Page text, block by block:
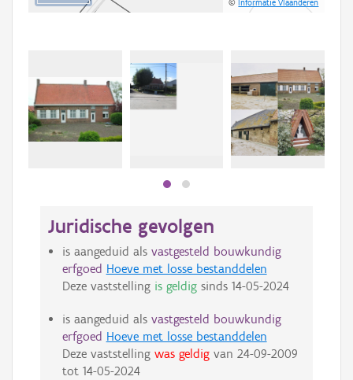
©Informatie Vlaanderen
Juridische gevolgen
is aangeduid als vastgesteld bouwkundig
erfgoed Hoeve met losse bestanddelen
Deze vaststelling is geldigsinds 14-05-2024
is aangeduid als vastgesteld bouwkundig
erfgoed Hoeve met losse bestanddelen
Deze vaststelling was geldigvan 24-09-2009
tot 14-05-2024